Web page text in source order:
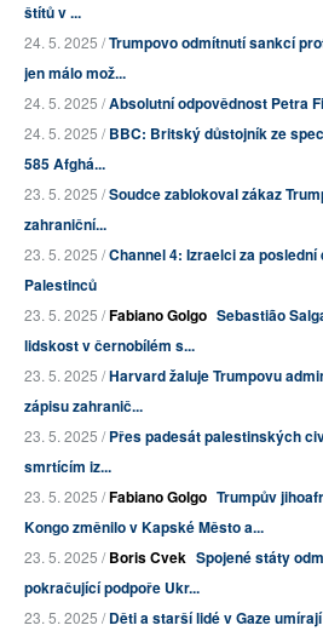
štítů v ...
24. 5. 2025 /Trumpovo odmítnutí sankcí
jen málo mož...
24. 5. 2025 /Absolutní odpovědnost Petra
24. 5. 2025 /BBC: Britský důstojník ze
585 Afghá...
23. 5. 2025 /Soudce zablokoval zákaz
zahraniční...
23. 5. 2025 /Channel 4: Izraelci za
Palestinců
23. 5. 2025 /Fabiano Golgo Sebastião
lidskost v černobílém s...
23. 5. 2025 /Harvard žaluje Trumpovu
zápisu zahranič...
23. 5. 2025 /Přes padesát palestinských
smrtícím iz...
23. 5. 2025 /Fabiano Golgo Trumpův
Kongo změnilo v Kapské Město a...
23. 5. 2025 /Boris Cvek Spojené státy
pokračující podpoře Ukr...
23. 5. 2025 /Děti a starší lidé v Gaze